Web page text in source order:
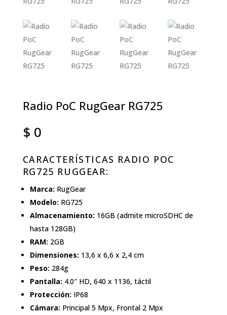
Radio PoC RugGear RG725
$ 0
CARACTERÍSTICAS RADIO POC
RG725 RUGGEAR:
Marca: RugGear
Modelo: RG725
Almacenamiento: 16GB (admite microSDHC de
hasta 128GB)
RAM: 2GB
Dimensiones: 13,6 x 6,6 x 2,4 cm
Peso: 284g
Pantalla: 4.0″ HD, 640 x 1136, táctil
Protección: IP68
Cámara: Principal 5 Mpx, Frontal 2 Mpx